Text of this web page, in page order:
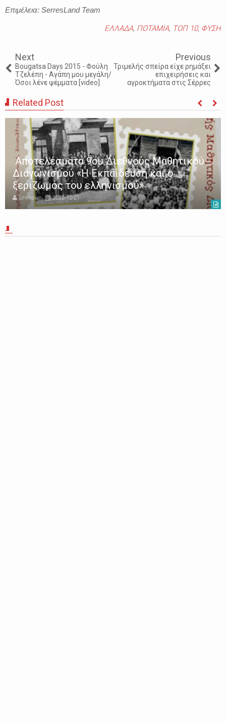
Επιμέλεια: SerresLand Team
ΕΛΛΑΔΑ, ΠΟΤΑΜΙΑ, ΤΟΠ 10, ΦΥΣΗ
Next
Bougatsa Days 2015 - Φούλη
Τζελέπη - Αγάπη μου μεγάλη/
Όσοι λένε ψέμματα [video]
Previous
Τριμελής σπείρα είχε ρημάξει
επιχειρήσεις και
αγροκτήματα στις Σέρρες
Related Post
Υπό διάλυση τα ΙΕΚ – Τα Δημόσια ΙΕΚ δεν
έχουν λάβει ούτε ένα ευρώ από τον
Μάρτιο του 2022
Unknown 2022-12-17